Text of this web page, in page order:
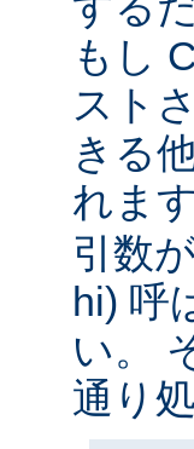
もし
スト
きる
れま
引数
hi) 呼
い。
通り